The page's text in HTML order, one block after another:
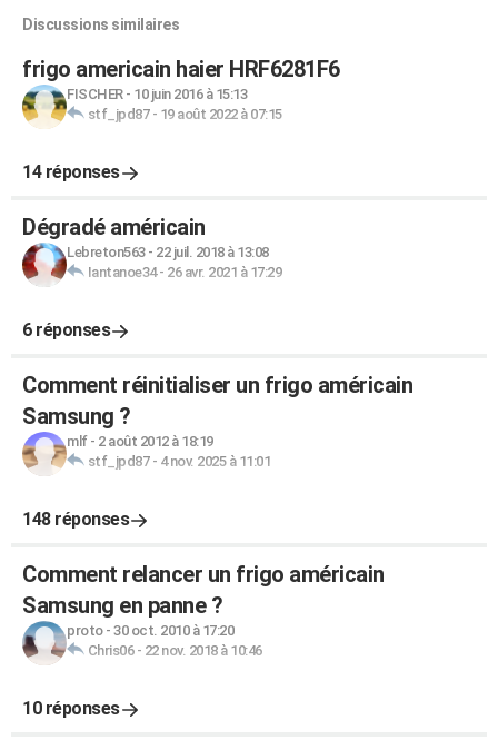
Discussions similaires
frigo americain haier HRF6281F6
FISCHER- 10 juin 2016 à 15:13
stf_jpd87- 19 août 2022 à 07:15
14 réponses
Dégradé américain
Lebreton563- 22 juil. 2018 à 13:08
Iantanoe34- 26 avr. 2021 à 17:29
6 réponses
Comment réinitialiser un frigo américain
Samsung ?
mlf- 2 août 2012 à 18:19
stf_jpd87- 4 nov. 2025 à 11:01
148 réponses
Comment relancer un frigo américain
Samsung en panne ?
proto- 30 oct. 2010 à 17:20
Chris06- 22 nov. 2018 à 10:46
10 réponses